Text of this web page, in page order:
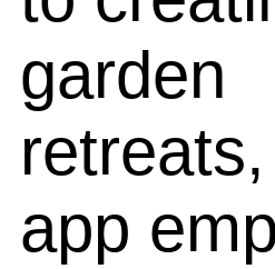
garden
app